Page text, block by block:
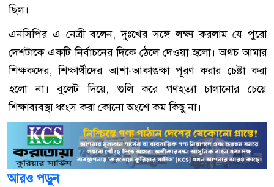
ছিল।
এনসিপির এ নেত্রী বলেন, দুঃখের সঙ্গে লক্ষ্য করলাম যে পুরো
দেশটাকে একটি নির্বাচনের দিকে ঠেলে দেওয়া হলো। অথচ আমার
শিক্ষকদের, শিক্ষার্থীদের আশা-আকাঙক্ষা পূরণ করার চেষ্টা করা
হলো না। বুলেট দিয়ে, গুলি করে গণহত্যা চালানোর চেয়ে
শিক্ষাব্যবস্থা ধ্বংস করা কোনো অংশে কম কিছু না।
আরও পড়ুন